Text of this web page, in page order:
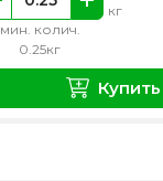
мин. колич.
0.25кг
кг
Купить